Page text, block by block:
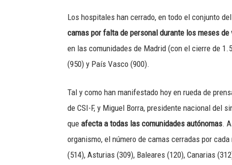
Los hospitales han cerrado, en todo el conjunto
camas por falta de personal durante los meses de
en las comunidades de Madrid (con el cierre de
(950) y País Vasco (900).
Tal y como han manifestado hoy en rueda de
de CSI-F, y Miguel Borra, presidente nacional del
que afecta a todas las comunidades autónomas.
organismo, el número de camas cerradas por
(514), Asturias (309), Baleares (120), Canarias